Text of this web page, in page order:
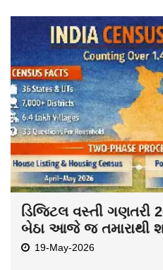
ડિજિટલ વસ્તી ગણતરી
બેઠા આજે જ તમારાથી
19-May-2026